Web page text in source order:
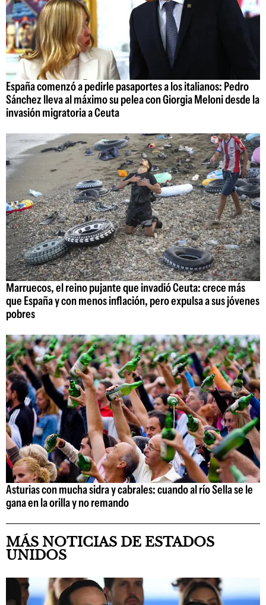
España comenzó a pedirle pasaportes a los italianos: Pedro
Sánchez lleva al máximo su pelea con Giorgia Meloni desde la
invasión migratoria a Ceuta
Marruecos, el reino pujante que invadió Ceuta: crece más
que España y con menos inflación, pero expulsa a sus jóvenes
pobres
Asturias con mucha sidra y cabrales: cuando al río Sella se le
gana en la orilla y no remando
MÁS NOTICIAS DE ESTADOS
UNIDOS